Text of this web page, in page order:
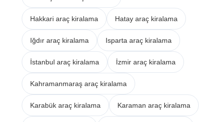
Hakkari araç kiralama Hatay araç kiralama
Iğdır araç kiralama Isparta araç kiralama
İstanbul araç kiralama İzmir araç kiralama
Kahramanmaraş araç kiralama
Karabük araç kiralama Karaman araç kiralama